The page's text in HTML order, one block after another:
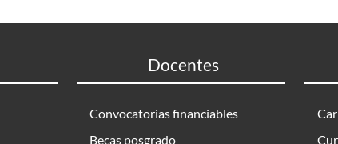
Docentes
Convocatorias financiables
Becas posgrado